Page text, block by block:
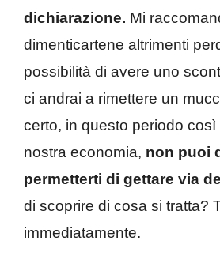
dichiarazione. Mi
dimenticartene altrimenti
possibilità di avere uno
ci andrai a rimettere un
certo, in questo periodo così
nostra economia, non puoi
permetterti di gettare via
di scoprire di cosa si tratta?
immediatamente.